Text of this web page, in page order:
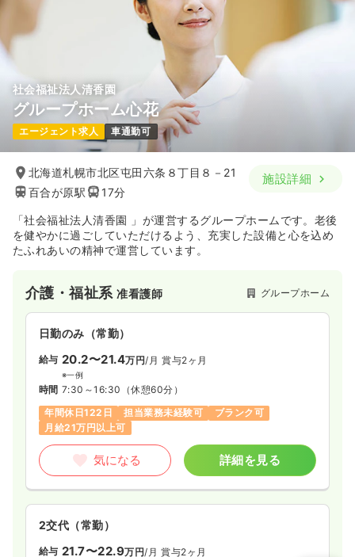
社会福祉法人清香園
グループホーム心花
エージェント求人 車通勤可
北海道札幌市北区屯田六条８丁目８－21
百合が原駅
17分
施設詳細
「社会福祉法人清香園 」が運営するグループホームです。老後
を健やかに過ごしていただけるよう、充実した設備と心を込め
たふれあいの精神で運営しています。
介護・福祉系准看護師 グループホーム
日勤のみ（常勤）
給与 20.2〜21.4万円/月 賞与2ヶ月
※一例
時間 7:30～16:30 （休憩60分）
年間休日122日
担当業務未経験可
ブランク可
月給21万円以上可
気になる 詳細を見る
2交代（常勤）
給与 21.7〜22.9万円/月 賞与2ヶ月